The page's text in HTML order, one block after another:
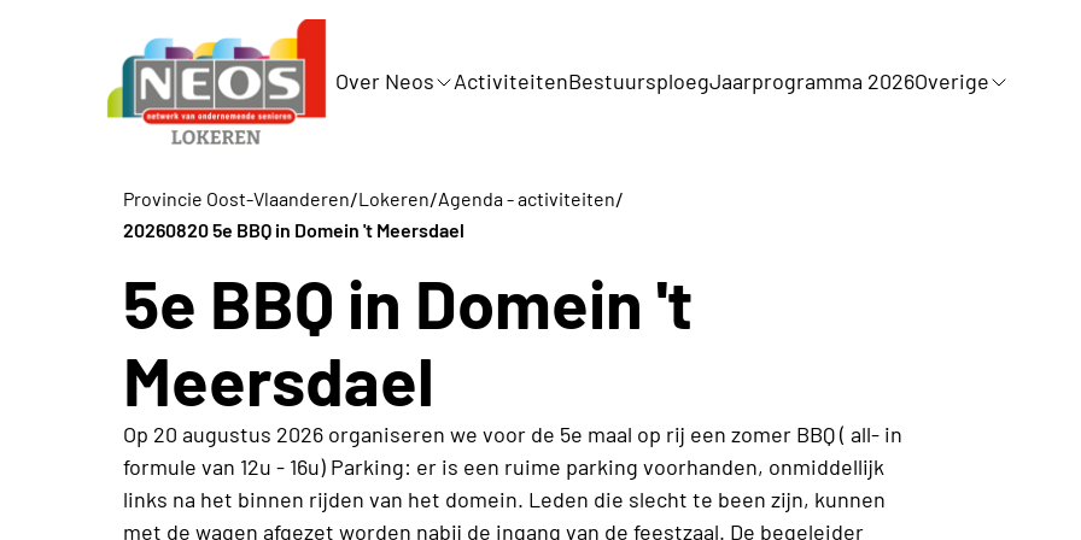
Over Neos ActiviteitenBestuursploegJaarprogramma 2026Overige
Provincie Oost-Vlaanderen/Lokeren/Agenda - activiteiten/
20260820 5e BBQ in Domein 't Meersdael
5e BBQ in Domein 't
Meersdael
Op 20 augustus 2026 organiseren we voor de 5e maal op rij een zomer BBQ ( all- in
formule van 12u - 16u) Parking: er is een ruime parking voorhanden, onmiddellijk
links na het binnen rijden van het domein. Leden die slecht te been zijn, kunnen
met de wagen afgezet worden nabij de ingang van de feestzaal. De begeleider